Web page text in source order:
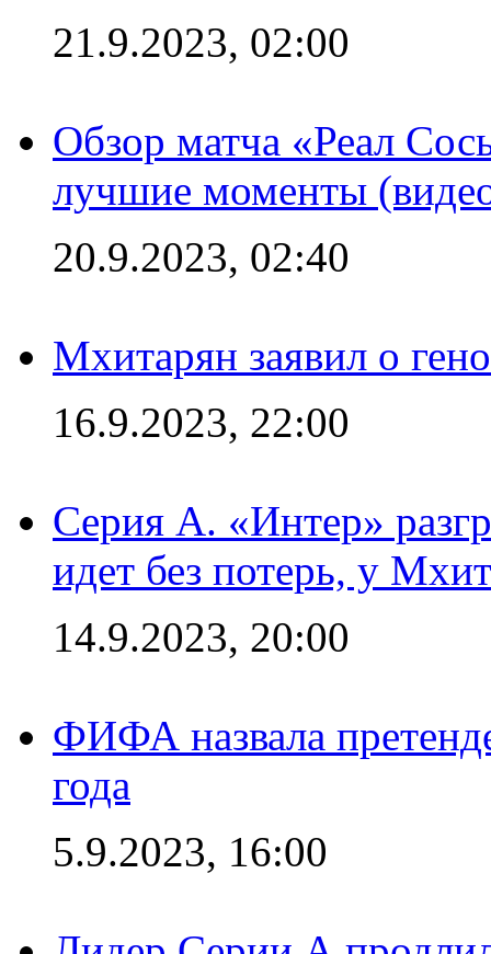
21.9.2023, 02:00
Обзор матча «Реал
лучшие моменты
20.9.2023, 02:40
Мхитарян заявил о
16.9.2023, 22:00
Серия А. «Интер»
идет без потерь, у
14.9.2023, 20:00
ФИФА назвала
года
5.9.2023, 16:00